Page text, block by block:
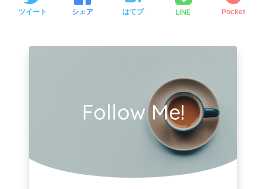
ツイート シェア はてブ LINE Pocket
Follow Me!